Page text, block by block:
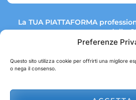
Preferenze
Questo sito utilizza cookie per offrirti una migliore
o nega il consenso.
La TUA PIATTAFORMA
mercato della
Link rapidi: